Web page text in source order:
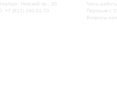
Невский пр., 30
+7 (812) 240-01-70
Часы
Перерыв с
Вопросы